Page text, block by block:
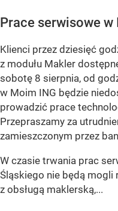
Prace serwisowe w
Klienci przez dziesięć
z modułu Makler
sobotę 8 sierpnia, od
w Moim ING będzie
prowadzić prace
Przepraszamy za
zamieszczonym przez
W czasie trwania prac
Śląskiego nie będą mogli
z obsługą maklerską,...